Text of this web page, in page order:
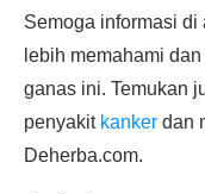
Semoga informasi di
lebih memahami
ganas ini. Temukan
penyakit kanker dan
Deherba.com.